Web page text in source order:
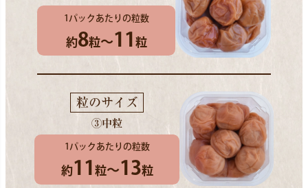
1パックあたりの粒数
約8粒～11 粒
粒のサイズ
③中粒
1パックあたりの粒数
約11 粒～13粒